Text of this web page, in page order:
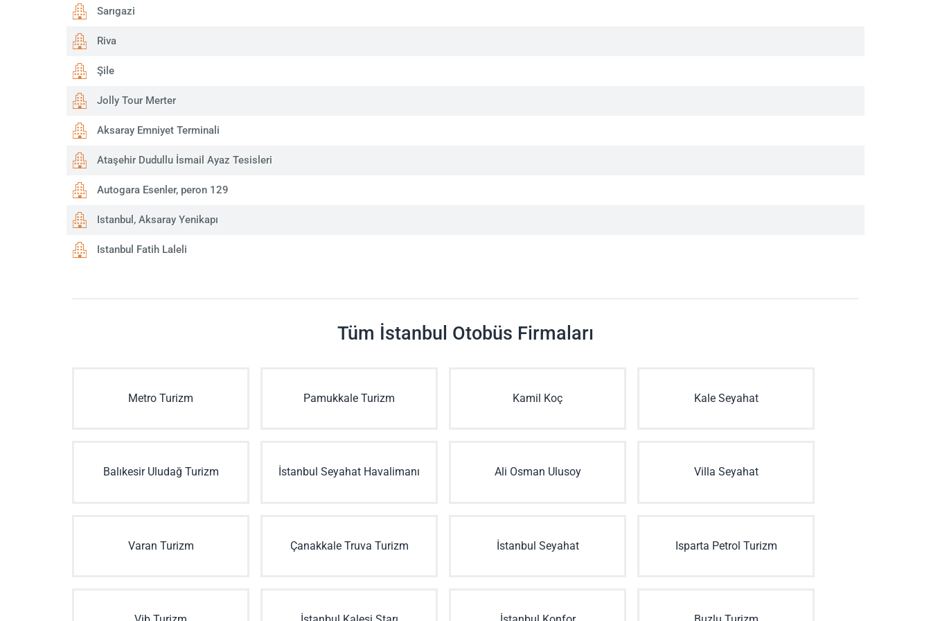
Sarıgazi
Riva
Şile
Jolly Tour Merter
Aksaray Emniyet Terminali
Ataşehir Dudullu İsmail Ayaz Tesisleri
Autogara Esenler, peron 129
Istanbul, Aksaray Yenikapı
Istanbul Fatih Laleli
Tüm İstanbul Otobüs Firmaları
Metro Turizm Pamukkale Turizm Kamil Koç Kale Seyahat
Balıkesir Uludağ Turizm İstanbul Seyahat Havalimanı Ali Osman Ulusoy Villa Seyahat
Varan Turizm Çanakkale Truva Turizm İstanbul Seyahat Isparta Petrol Turizm